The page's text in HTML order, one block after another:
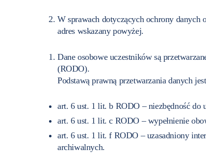
W sprawach dotyczących ochrony
adres wskazany powyżej.
Dane osobowe uczestników są
(RODO).
Podstawą prawną przetwarzania danych
art. 6 ust. 1 lit. b RODO – niezbędność do
art. 6 ust. 1 lit. c RODO – wypełnienie
art. 6 ust. 1 lit. f RODO – uzasadniony
archiwalnych.